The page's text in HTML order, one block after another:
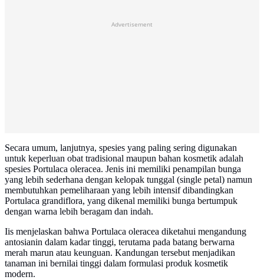
Advertisement
Secara umum, lanjutnya, spesies yang paling sering digunakan
untuk keperluan obat tradisional maupun bahan kosmetik adalah
spesies Portulaca oleracea. Jenis ini memiliki penampilan bunga
yang lebih sederhana dengan kelopak tunggal (single petal) namun
membutuhkan pemeliharaan yang lebih intensif dibandingkan
Portulaca grandiflora, yang dikenal memiliki bunga bertumpuk
dengan warna lebih beragam dan indah.
Iis menjelaskan bahwa Portulaca oleracea diketahui mengandung
antosianin dalam kadar tinggi, terutama pada batang berwarna
merah marun atau keunguan. Kandungan tersebut menjadikan
tanaman ini bernilai tinggi dalam formulasi produk kosmetik
modern.